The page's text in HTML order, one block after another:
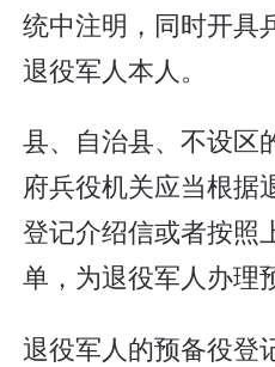
统中注明，同时开具
退役军人本人。
县、自治县、不设区
府兵役机关应当根据
登记介绍信或者按照
单，为退役军人办理
退役军人的预备役登